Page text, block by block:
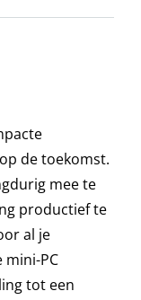
de toekomst.
mee te
productief te
al je
mini-PC
tot een